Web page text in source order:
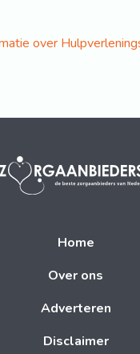
over
Home
Over ons
Adverteren
Disclaimer